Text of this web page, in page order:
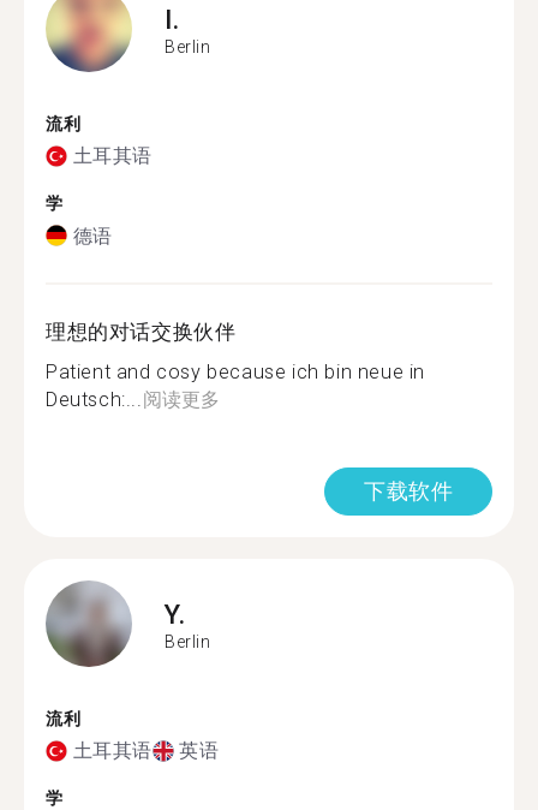
I.
Berlin
流利
土耳其语
学
德语
理想的对话交换伙伴
Patient and cosy because ich bin neue in
Deutsch:... 阅读更多
下载软件
Y.
Berlin
流利
土耳其语 英语
学